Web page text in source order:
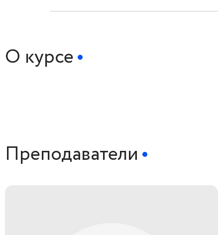
О курсе
Преподаватели